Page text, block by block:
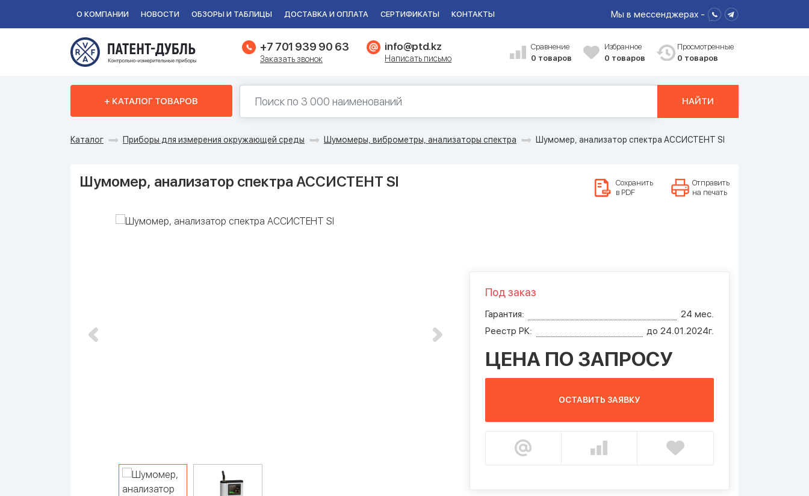
О КОМПАНИИ НОВОСТИ ОБЗОРЫ И ТАБЛИЦЫ ДОСТАВКА И ОПЛАТА СЕРТИФИКАТЫ КОНТАКТЫ Мы в мессенджерах -
+7 701 939 90 63
Заказать звонок
info@ptd.kz
Написать письмо
Сравнение
0 товаров
Избранное
0 товаров
Просмотренные
0 товаров
+ КАТАЛОГ ТОВАРОВ НАЙТИ
Каталог Приборы для измерения окружающей среды Шумомеры, виброметры, анализаторы спектра Шумомер, анализатор спектра АССИСТЕНТ SI
Шумомер, анализатор спектра АССИСТЕНТ SI
Сохранить
в PDF
Отправить
на печать
Под заказ
Гарантия:
24 мес.
Реестр РК:
до 24.01.2024г.
ЦЕНА ПО ЗАПРОСУ
ОСТАВИТЬ ЗАЯВКУ